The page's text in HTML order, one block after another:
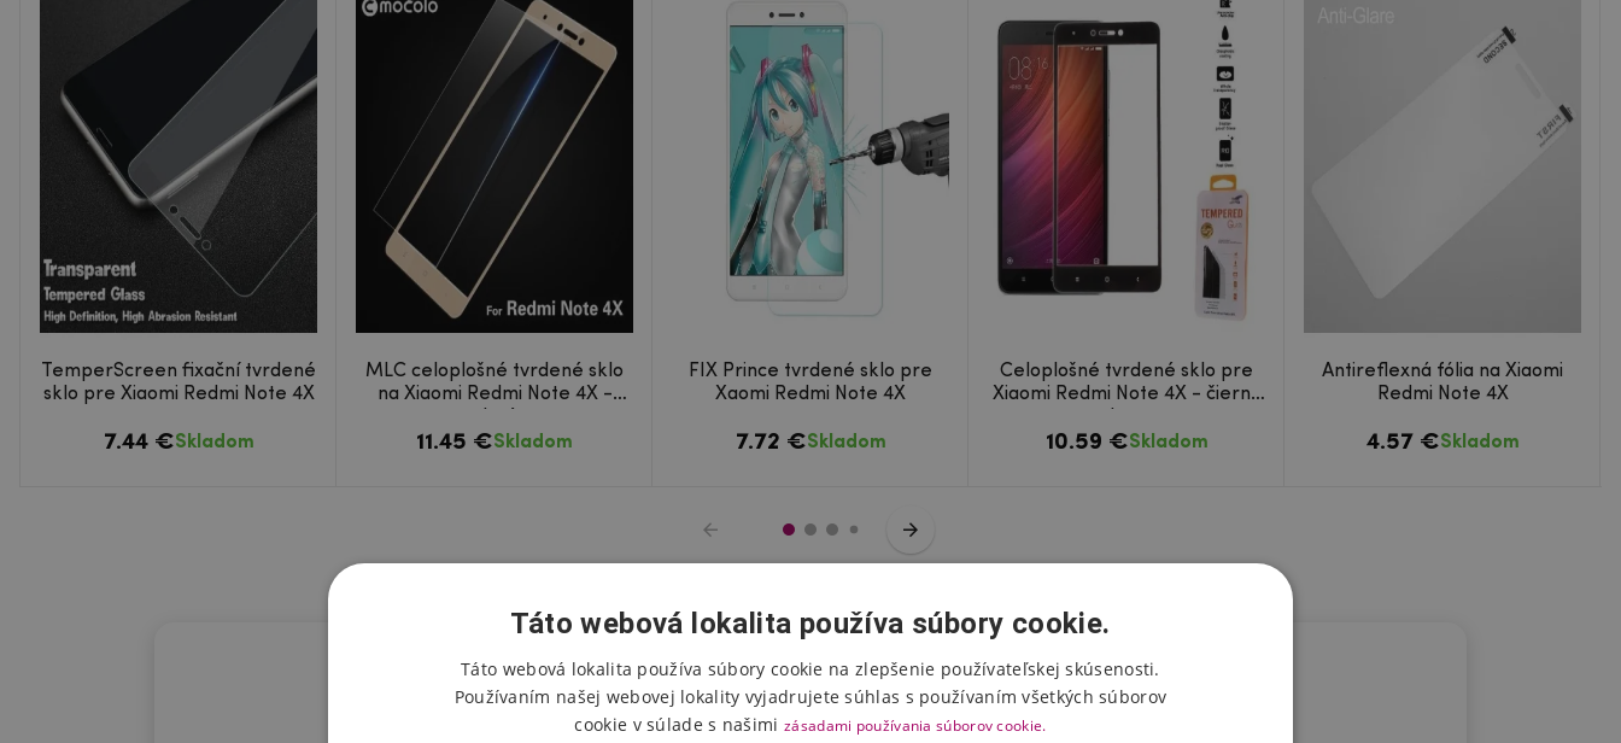
TemperScreen fixační tvrdené
sklo pre Xiaomi Redmi Note 4X
7.44 €Skladom
MLC celoplošné tvrdené sklo
na Xiaomi Redmi Note 4X -
11.45 €Skladom
FIX Prince tvrdené sklo pre
Xaomi Redmi Note 4X
7.72 €Skladom
Celoplošné tvrdené sklo pre
Xiaomi Redmi Note 4X - čierný
10.59 €Skladom
Antireflexná fólia na Xiaomi
Redmi Note 4X
4.57 €Skladom
Hodnotenie produktu
Táto webová lokalita používa súbory cookie.
Táto webová lokalita používa súbory cookie na zlepšenie používateľskej skúsenosti.
Používaním našej webovej lokality vyjadrujete súhlas s používaním všetkých súborov
cookie v súlade s našimi zásadami používania súborov cookie.